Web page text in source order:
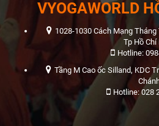
VYOGAWORLD
1028-1030 Cách Mạng
Tp Hồ Chí
Hotline:
Tầng M Cao ốc Silland, KDC
Hotline: 028